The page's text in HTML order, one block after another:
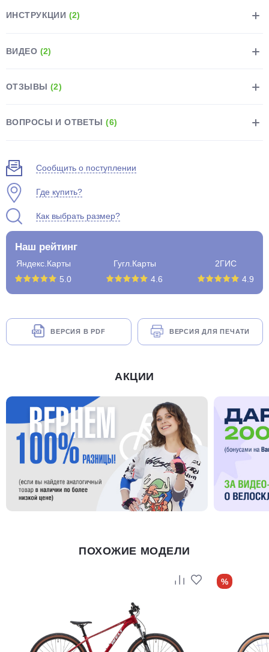
ИНСТРУКЦИИ (2)
ВИДЕО (2)
ОТЗЫВЫ (2)
ВОПРОСЫ И ОТВЕТЫ(6)
Сообщить о поступлении
Где купить?
Как выбрать размер?
Наш рейтинг
Яндекс.Карты
5.0
Гугл.Карты
4.6
2ГИС
4.9
ВЕРСИЯ В PDF ВЕРСИЯ ДЛЯ ПЕЧАТИ
АКЦИИ
ПОХОЖИЕ МОДЕЛИ
%